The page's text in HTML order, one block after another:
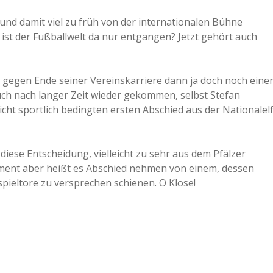
a
a
d
e
damit viel zu früh von der internationalen Bühne
der Fußballwelt da nur entgangen? Jetzt gehört auch
Ende seiner Vereinskarriere dann ja doch noch
nach langer Zeit wieder gekommen, selbst Stefan
sportlich bedingten ersten Abschied aus der Nationalelf
Entscheidung, vielleicht zu sehr aus dem Pfälzer
aber heißt es Abschied nehmen von einem, dessen
zu versprechen schienen. O Klose!